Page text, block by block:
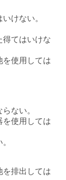
けない。
得てはいけな
を使用しては
ない。
を使用しては
を排出しては